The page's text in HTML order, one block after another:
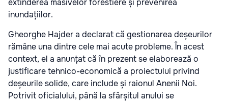
extinderea masivelor forestiere și prevenirea
inundațiilor.
Gheorghe Hajder a declarat că gestionarea deșeurilor
rămâne una dintre cele mai acute probleme. În acest
context, el a anunțat că în prezent se elaborează o
justificare tehnico-economică a proiectului privind
deșeurile solide, care include și raionul Anenii Noi.
Potrivit oficialului, până la sfârșitul anului se